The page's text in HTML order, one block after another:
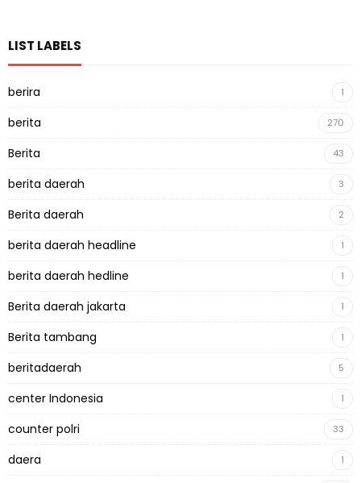
LIST LABELS
berira 1
berita 270
Berita 43
berita daerah 3
Berita daerah 2
berita daerah headline 1
berita daerah hedline 1
Berita daerah jakarta 1
Berita tambang 1
beritadaerah 5
center Indonesia 1
counter polri 33
daera 1